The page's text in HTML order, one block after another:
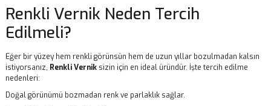
Renkli Vernik Neden Tercih
Edilmeli?
Eğer bir yüzey hem renkli görünsün hem de uzun yıllar bozulmadan kalsın
istiyorsanız, Renkli Vernik sizin için en ideal üründür. İşte tercih edilme
nedenleri:
Doğal görünümü bozmadan renk ve parlaklık sağlar.